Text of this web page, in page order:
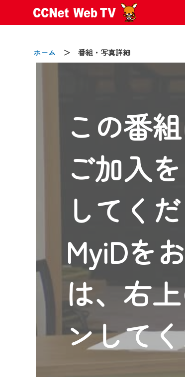
ホーム ＞ 番組・写真詳細
この番
ご加入
してく
MyiDを
は、右
ンして
2024/09/02
動画配信サービス『
【変更点】
◆デザイン変更により
◆当社アプリやＰＣブ
CCNetサービスエリ
【ご注意】
2024年9月24日からは
『CCNet Web TV』を
CCNetサービスへの
何卒、ご理解ご了承の
※マイページへのログ
※MyIDとは、CCNet
IDはお客様が使って
（GmailやYahooなどの
※マイページへのログ
※CCNetアプリをご利